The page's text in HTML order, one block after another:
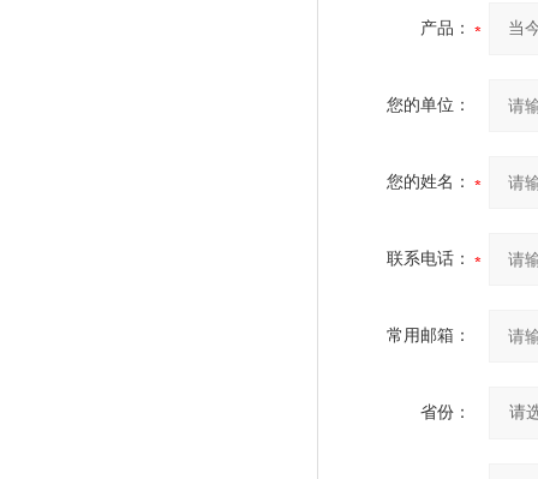
产品：
您的单位：
您的姓名：
联系电话：
常用邮箱：
省份：